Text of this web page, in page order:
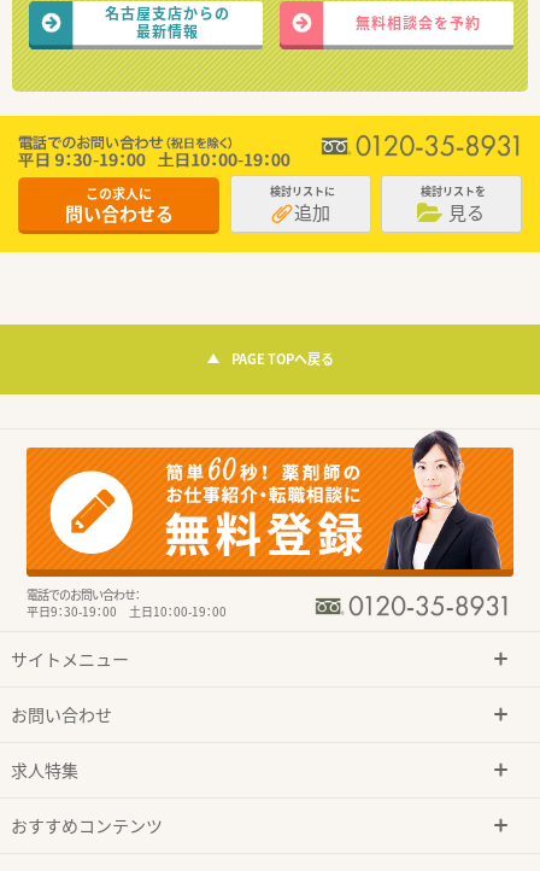
名古屋支店からの
最新情報
無料相談会を予約
この求人に
問い合わせる
検討リストに
追加
検討リストを
見る
PAGE TOPへ戻る
電話でのお問い合わせ：
平日9：30-19：00 土日10：00-19：00
サイトメニュー
お問い合わせ
求人特集
おすすめコンテンツ